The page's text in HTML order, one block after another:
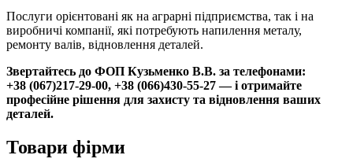
Послуги орієнтовані як на аграрні підприємства, так і на
виробничі компанії, які потребують напилення металу,
ремонту валів, відновлення деталей.
Звертайтесь до ФОП Кузьменко В.В. за телефонами:
+38 (067)217-29-00, +38 (066)430-55-27 — і отримайте
професійне рішення для захисту та відновлення ваших
деталей.
Товари фірми